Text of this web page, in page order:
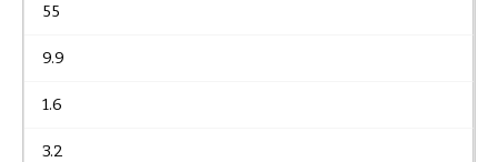
55
9.9
1.6
3.2